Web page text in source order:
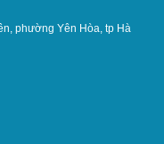
phường Yên Hòa, tp Hà